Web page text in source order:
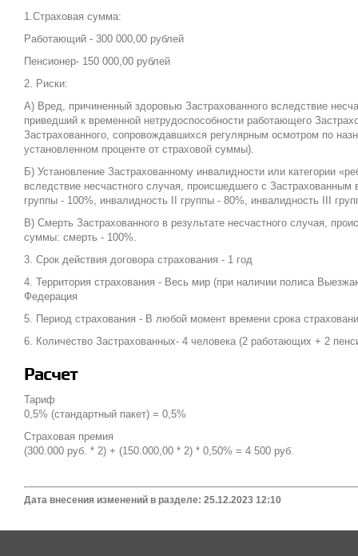
1.Страховая сумма:
Работающий - 300 000,00 рублей
Пенсионер- 150 000,00 рублей
2. Риски:
А) Вред, причиненный здоровью Застрахованного вследствие
приведший к временной нетрудоспособности работающего
Застрахованного, сопровождавшихся регулярным осмотром по
установленном проценте от страховой суммы).
Б) Установление Застрахованному инвалидности или категории
вследствие несчастного случая, происшедшего с
группы - 100%, инвалидность II группы - 80%, инвалидность III
В) Смерть Застрахованного в результате несчастного случая,
суммы: смерть - 100%.
3. Срок действия договора страхования - 1 год
4. Территория страхования - Весь мир (при наличии полиса
Федерация
5. Период страхования - В любой момент времени срока
6. Количество Застрахованных- 4 человека (2 работающих + 2
Расчет
Тариф
0,5% (стандартный пакет) = 0,5%
Страховая премия
(300.000 руб. * 2) + (150.000,00 * 2) * 0,50% = 4 500 руб.
Дата внесения изменений в разделе: 25.12.2023 12:10